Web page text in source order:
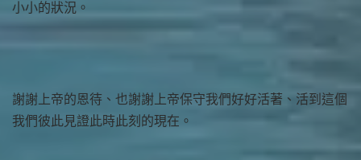
小小的狀況。
謝謝上帝的恩待、也謝謝上帝保守我們好好活著、活到這個
我們彼此見證此時此刻的現在。